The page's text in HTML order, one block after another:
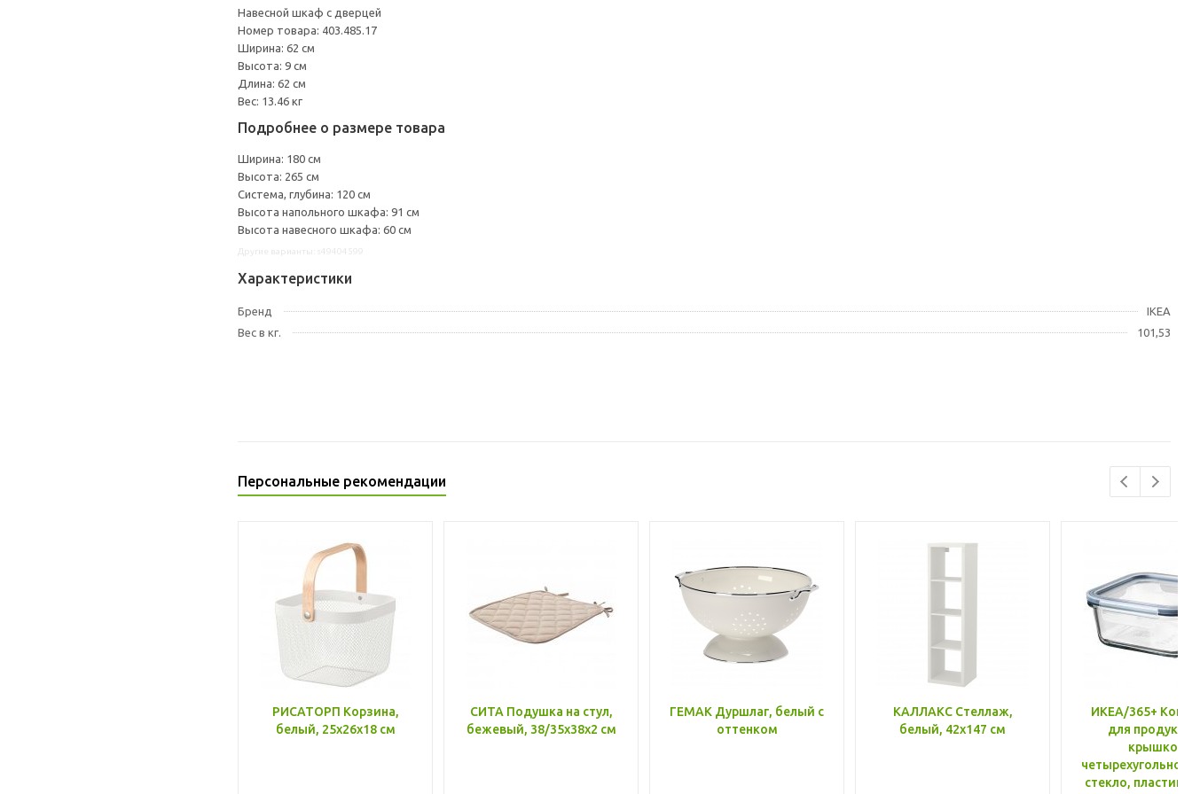
Навесной шкаф с дверцей
Номер товара: 403.485.17
Ширина: 62 см
Высота: 9 см
Длина: 62 см
Вес: 13.46 кг
Подробнее о размере товара
Ширина: 180 см
Высота: 265 см
Система, глубина: 120 см
Высота напольного шкафа: 91 см
Высота навесного шкафа: 60 см
Характеристики
Бренд
IKEA
Вес в кг.
101,53
Персональные рекомендации
РИСАТОРП Корзина,
белый, 25x26x18 см
СИТА Подушка на стул,
бежевый, 38/35x38x2 см
ГЕМАК Дуршлаг, белый с
оттенком
КАЛЛАКС Стеллаж,
белый, 42x147 см
ИКЕА/365+
для
крышкой,
стекло, пластик